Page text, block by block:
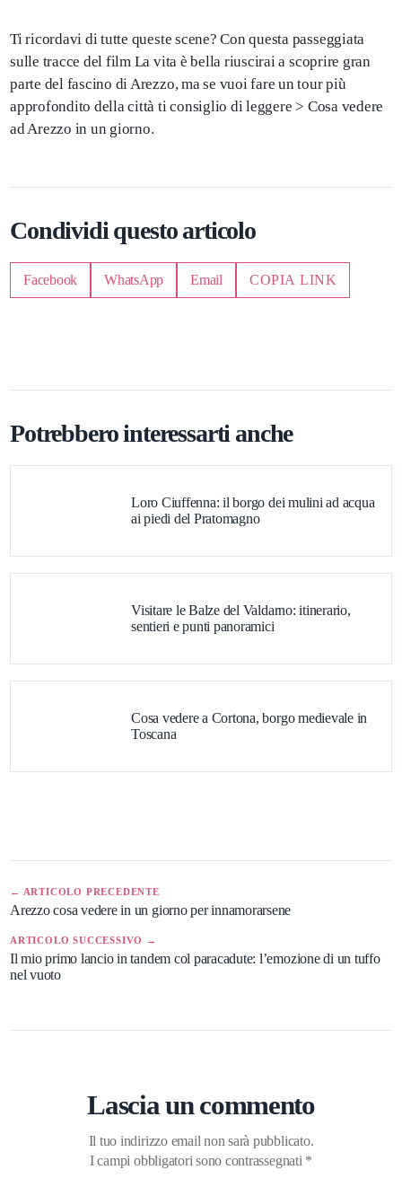
Ti ricordavi di tutte queste scene? Con questa passeggiata
sulle tracce del film La vita è bella riuscirai a scoprire gran
parte del fascino di Arezzo, ma se vuoi fare un tour più
approfondito della città ti consiglio di leggere > Cosa vedere
ad Arezzo in un giorno.
Condividi questo articolo
Facebook WhatsApp Email COPIA LINK
Potrebbero interessarti anche
Loro Ciuffenna: il borgo dei mulini ad acqua
ai piedi del Pratomagno
Visitare le Balze del Valdarno: itinerario,
sentieri e punti panoramici
Cosa vedere a Cortona, borgo medievale in
Toscana
← ARTICOLO PRECEDENTE
Arezzo cosa vedere in un giorno per innamorarsene
ARTICOLO SUCCESSIVO →
Il mio primo lancio in tandem col paracadute: l’emozione di un tuffo
nel vuoto
Lascia un commento
Il tuo indirizzo email non sarà pubblicato.
I campi obbligatori sono contrassegnati *